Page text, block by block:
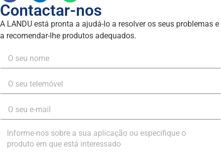
Contactar-nos
A LANDU está pronta a ajudá-lo a resolver os seus problemas e
a recomendar-lhe produtos adequados.